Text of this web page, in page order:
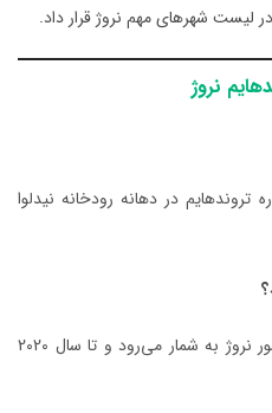
لیست شهرهای مهم نروژ قرار داد.
نروژ
در دهانه رودخانه نیدلوا
این شهر سومین شهر پر جمعیت کشور نروژ به شمار می‌رود و تا سال 2020